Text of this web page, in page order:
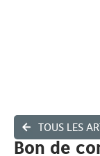
TOUS LES
Bon de